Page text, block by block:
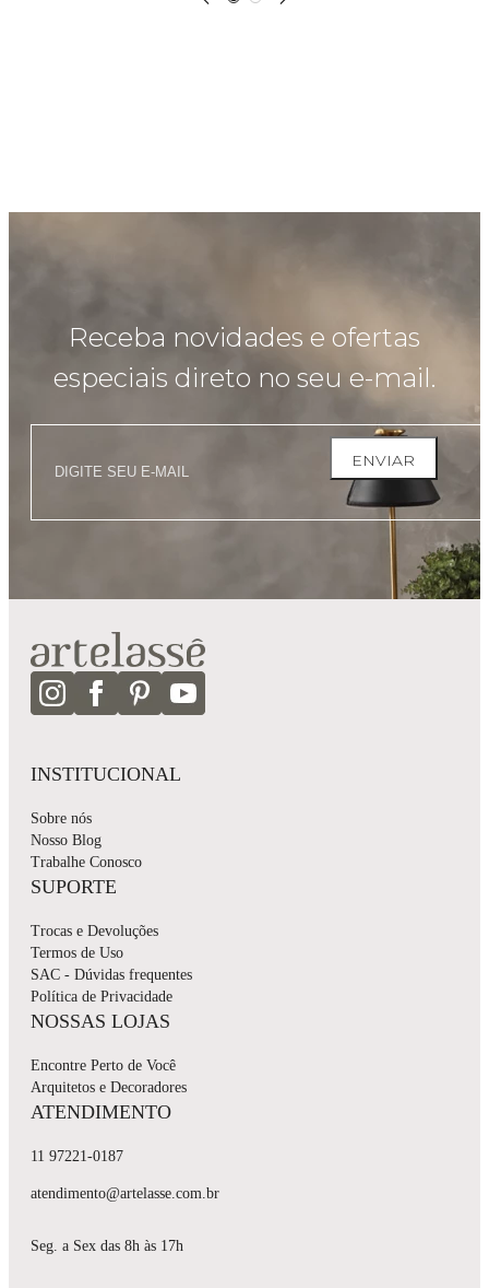
Receba novidades e ofertas
especiais direto no seu e-mail.
ENVIAR
INSTITUCIONAL
Sobre nós
Nosso Blog
Trabalhe Conosco
SUPORTE
Trocas e Devoluções
Termos de Uso
SAC - Dúvidas frequentes
Política de Privacidade
NOSSAS LOJAS
Encontre Perto de Você
Arquitetos e Decoradores
ATENDIMENTO
11 97221-0187
atendimento@artelasse.com.br
Seg. a Sex das 8h às 17h